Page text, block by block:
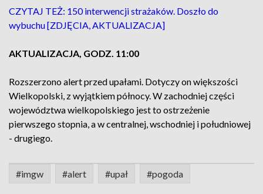
CZYTAJ TEŻ: 150 interwencji strażaków. Doszło do
wybuchu [ZDJĘCIA, AKTUALIZACJA]
AKTUALIZACJA, GODZ. 11:00
Rozszerzono alert przed upałami. Dotyczy on większości
Wielkopolski, z wyjątkiem północy. W zachodniej części
województwa wielkopolskiego jest to ostrzeżenie
pierwszego stopnia, a w centralnej, wschodniej i południowej
- drugiego.
#imgw #alert #upał #pogoda